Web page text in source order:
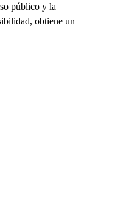
público y la
obtiene un